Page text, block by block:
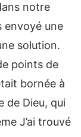
notre
envoyé une
solution.
points de
bornée à
de Dieu, qui
J’ai trouvé